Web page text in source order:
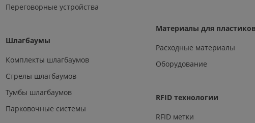
Переговорные устройства
Шлагбаумы
Комплекты шлагбаумов
Стрелы шлагбаумов
Тумбы шлагбаумов
Парковочные системы
Материалы для
Расходные материалы
Оборудование
RFID технологии
RFID метки